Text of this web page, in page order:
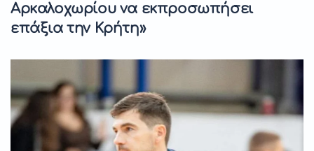
Αρκαλοχωρίου να εκπροσωπήσει
επάξια την Κρήτη»